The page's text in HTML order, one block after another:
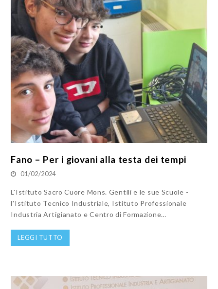
Fano – Per i giovani alla testa dei tempi
01/02/2024
L'Istituto Sacro Cuore Mons. Gentili e le sue Scuole -
l'Istituto Tecnico Industriale, Istituto Professionale
Industria Artigianato e Centro di Formazione…
LEGGI TUTTO